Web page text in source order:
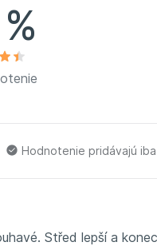
Hodnotenie pridávajú
Střed lepší a